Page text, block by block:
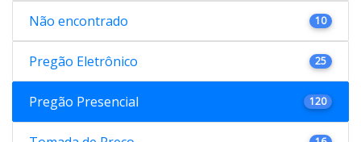
Não encontrado 10
Pregão Eletrônico 25
Pregão Presencial 120